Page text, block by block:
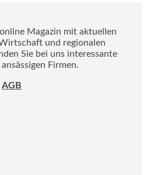
Magazin mit aktuellen
und regionalen
Sie bei uns interessante
Firmen.
AGB